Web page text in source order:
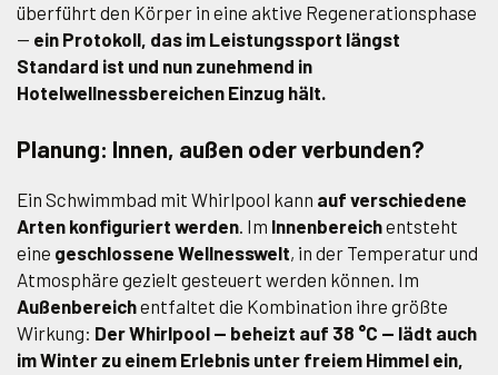
überführt den Körper in eine aktive Regenerationsphase
— ein Protokoll, das im Leistungssport längst
Standard ist und nun zunehmend in
Hotelwellnessbereichen Einzug hält.
Planung: Innen, außen oder verbunden?
Ein Schwimmbad mit Whirlpool kann auf verschiedene
Arten konfiguriert werden . Im Innenbereichentsteht
eine geschlossene Wellnesswelt, in der Temperatur und
Atmosphäre gezielt gesteuert werden können. Im
Außenbereichentfaltet die Kombination ihre größte
Wirkung: Der Whirlpool — beheizt auf 38 °C — lädt auch
im Winter zu einem Erlebnis unter freiem Himmel ein,